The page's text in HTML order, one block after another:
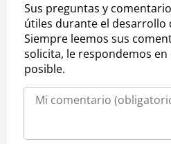
Sus preguntas y
útiles durante el desarrollo
Siempre leemos sus
solicita, le respondemos
posible.